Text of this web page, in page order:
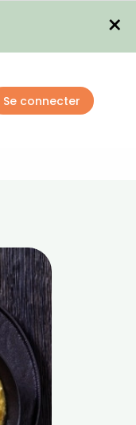
×
Se connecter